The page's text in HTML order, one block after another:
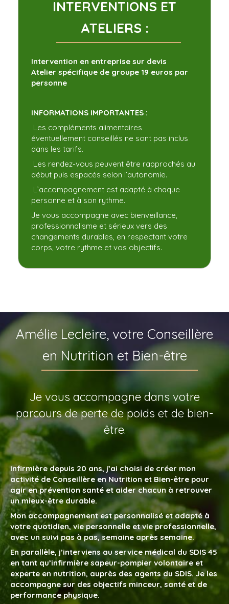
INTERVENTIONS ET
ATELIERS :
Intervention en entreprise sur devis
Atelier spécifique de groupe 19 euros par
personne
INFORMATIONS IMPORTANTES :
Les compléments alimentaires
éventuellement conseillés ne sont pas inclus
dans les tarifs.
Les rendez-vous peuvent être rapprochés au
début puis espacés selon l’autonomie.
L’accompagnement est adapté à chaque
personne et à son rythme.
Je vous accompagne avec bienveillance,
professionnalisme et sérieux vers des
changements durables, en respectant votre
corps, votre rythme et vos objectifs.
Amélie Lecleire, votre Conseillère
en Nutrition et Bien-être
Je vous accompagne dans votre
parcours de perte de poids et de bien-
être.
Infirmière depuis 20 ans, j’ai choisi de créer mon
activité de Conseillère en Nutrition et Bien-être pour
agir en prévention santé et aider chacun à retrouver
un mieux-être durable.
Mon accompagnement est personnalisé et adapté à
votre quotidien, vie personnelle et vie professionnelle,
avec un suivi pas à pas, semaine après semaine.
En parallèle, j’interviens au service médical du SDIS 45
en tant qu’infirmière sapeur-pompier volontaire et
experte en nutrition, auprès des agents du SDIS. Je les
accompagne sur des objectifs minceur, santé et de
performance physique.